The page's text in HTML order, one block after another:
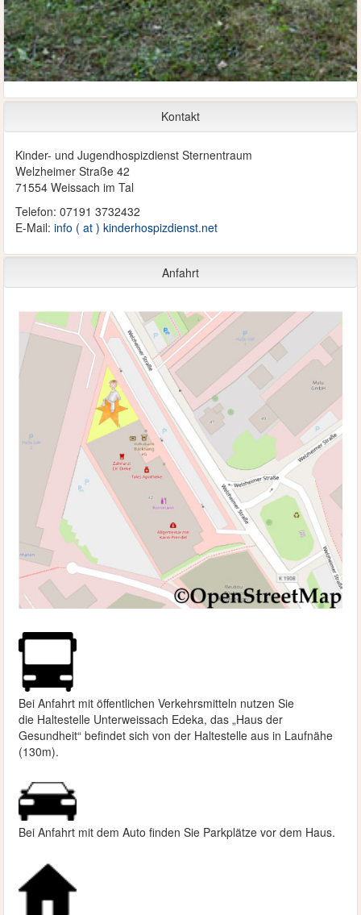
Kontakt
Kinder- und Jugendhospizdienst Sternentraum
Welzheimer Straße 42
71554 Weissach im Tal
Telefon: 07191 3732432
E-Mail: info ( at ) kinderhospizdienst.net
Anfahrt
Bei Anfahrt mit öffentlichen Verkehrsmitteln nutzen Sie
die Haltestelle Unterweissach Edeka, das „Haus der
Gesundheit“ befindet sich von der Haltestelle aus in Laufnähe
(130m).
Bei Anfahrt mit dem Auto finden Sie Parkplätze vor dem Haus.